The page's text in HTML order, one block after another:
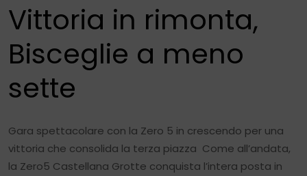
Vittoria in rimonta,
Bisceglie a meno
sette
Gara spettacolare con la Zero 5 in crescendo per una
vittoria che consolida la terza piazza Come all’andata,
la Zero5 Castellana Grotte conquista l’intera posta in